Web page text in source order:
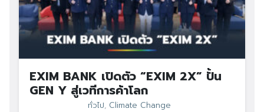
EXIM BANK เปิดตัว “EXIM 2X” ปั้น
GEN Y สู่เวทีการค้าโลก
ทั่วไป, Climate Change